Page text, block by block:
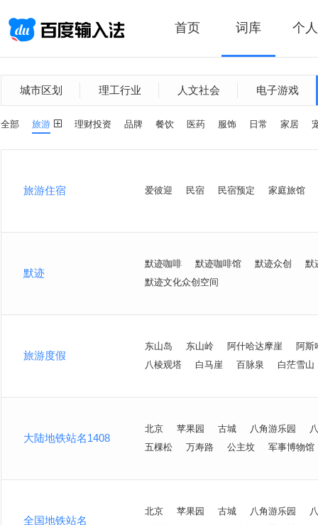
首页 词库 个
城市区划 理工行业 人文社会 电子游戏
全部 旅游 理财投资 品牌 餐饮 医药 服饰 日常 家居
旅游住宿 爱彼迎 民宿 民宿预定 家庭旅馆
默迹
默迹咖啡 默迹咖啡馆 默迹众创
默
默迹文化众创空间
旅游度假
东山岛 东山岭 阿什哈达摩崖
阿斯
八棱观塔
白马崖 百脉泉 白茫雪山
大陆地铁站名1408
北京 苹果园 古城 八角游乐园
五棵松
万寿路 公主坟 军事博物馆
全国地铁站名
北京 苹果园 古城 八角游乐园